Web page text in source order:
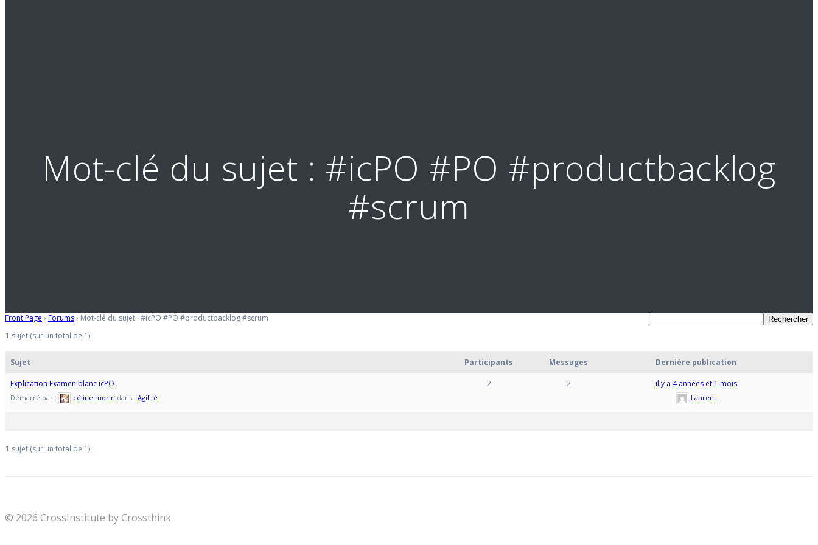
Mot-clé du sujet : #icPO #PO #productbacklog
#scrum
Front Page › Forums› Mot-clé du sujet : #icPO #PO #productbacklog #scrum
1 sujet (sur un total de 1)
Sujet Participants Messages Dernière publication
Explication Examen blanc icPO
Démarré par : céline morin dans : Agilité
2 2 il y a 4 années et 1 mois
Laurent
1 sujet (sur un total de 1)
© 2026 CrossInstitute by Crossthink